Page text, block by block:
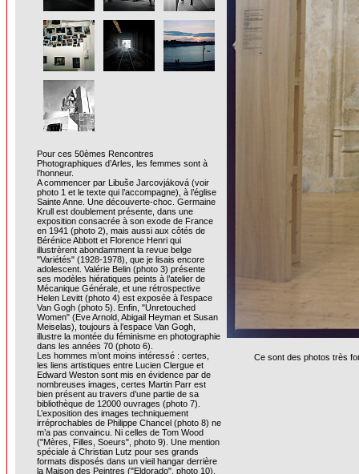
Pour ces 50èmes Rencontres
Photographiques d’Arles, les femmes sont à
l’honneur.
A commencer par Libuše Jarcovjáková (voir
photo 1 et le texte qui l’accompagne), à l’église
Sainte Anne. Une découverte-choc. Germaine
Krull est doublement présente, dans une
exposition consacrée à son exode de France
en 1941 (photo 2), mais aussi aux côtés de
Bérénice Abbott et Florence Henri qui
illustrèrent abondamment la revue belge
"Variétés" (1928-1978), que je lisais encore
adolescent. Valérie Belin (photo 3) présente
ses modèles hiératiques peints à l’atelier de
Mécanique Générale, et une rétrospective
Helen Levitt (photo 4) est exposée à l’espace
Van Gogh (photo 5). Enfin, "Unretouched
Women" (Eve Arnold, Abigail Heyman et Susan
Meiselas), toujours à l’espace Van Gogh,
illustre la montée du féminisme en photographie
dans les années 70 (photo 6).
Les hommes m’ont moins intéressé : certes,
les liens artistiques entre Lucien Clergue et
Edward Weston sont mis en évidence par de
nombreuses images, certes Martin Parr est
bien présent au travers d’une partie de sa
bibliothèque de 12000 ouvrages (photo 7).
L’exposition des images techniquement
irréprochables de Philippe Chancel (photo 8) ne
m’a pas convaincu. Ni celles de Tom Wood
("Mères, Filles, Soeurs", photo 9). Une mention
spéciale à Christian Lutz pour ses grands
formats disposés dans un vieil hangar derrière
la Maison des Peintres ("Eldorado", photo 10).
Ce sont des photos très